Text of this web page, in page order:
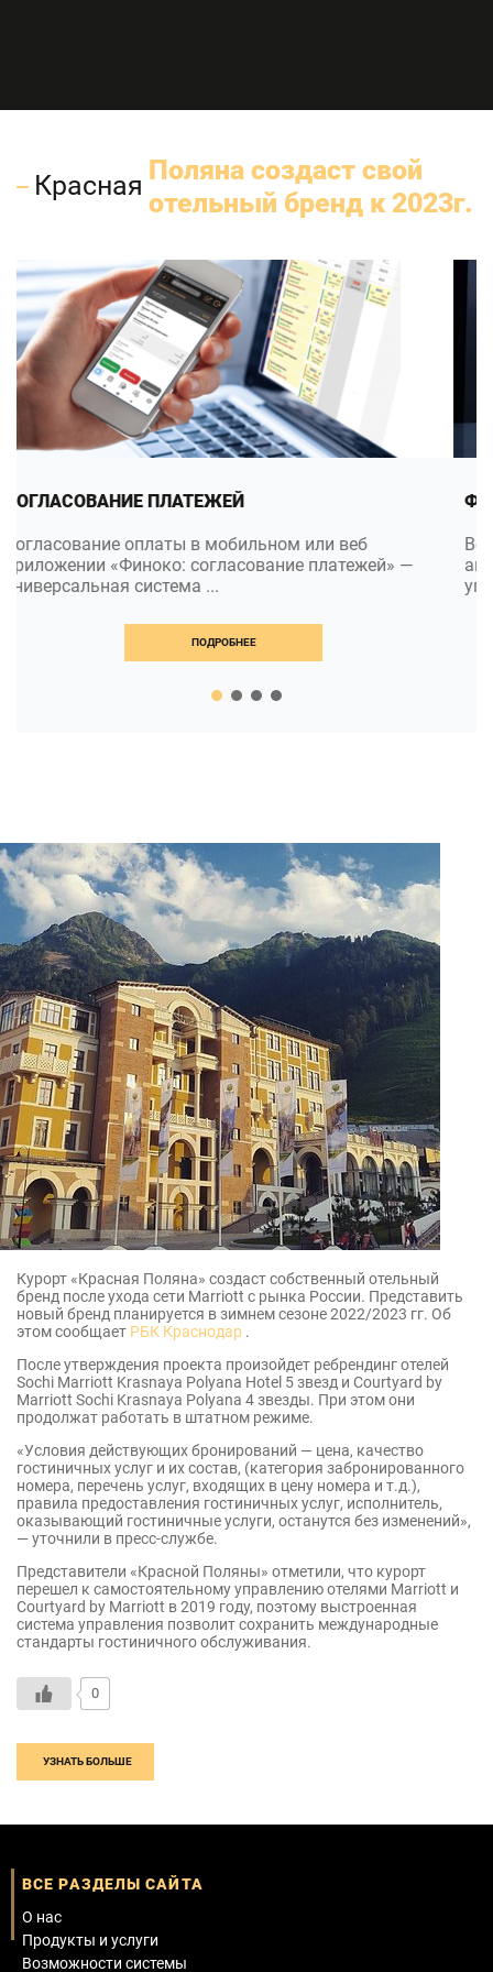
Красная Поляна создаст свой
отельный бренд к 2023г.
ФИНОКО: ВЕБ-СЕРВИС
Веб-сервис управленческого учета и финансового
анализа предприятия Финоко - это программа для
управленческого ...
ПОДРОБНЕЕ
Курорт «Красная Поляна» создаст собственный отельный
бренд после ухода сети Marriott с рынка России. Представить
новый бренд планируется в зимнем сезоне 2022/2023 гг. Об
этом сообщает РБК Краснодар .
После утверждения проекта произойдет ребрендинг отелей
Sochi Marriott Krasnaya Polyana Hotel 5 звезд и Courtyard by
Marriott Sochi Krasnaya Polyana 4 звезды. При этом они
продолжат работать в штатном режиме.
«Условия действующих бронирований — цена, качество
гостиничных услуг и их состав, (категория забронированного
номера, перечень услуг, входящих в цену номера и т.д.),
правила предоставления гостиничных услуг, исполнитель,
оказывающий гостиничные услуги, останутся без изменений»,
— уточнили в пресс-службе.
Представители «Красной Поляны» отметили, что курорт
перешел к самостоятельному управлению отелями Marriott и
Courtyard by Marriott в 2019 году, поэтому выстроенная
система управления позволит сохранить международные
стандарты гостиничного обслуживания.
0
УЗНАТЬ БОЛЬШЕ
ВСЕ РАЗДЕЛЫ САЙТА
О нас
Продукты и услуги
Возможности системы